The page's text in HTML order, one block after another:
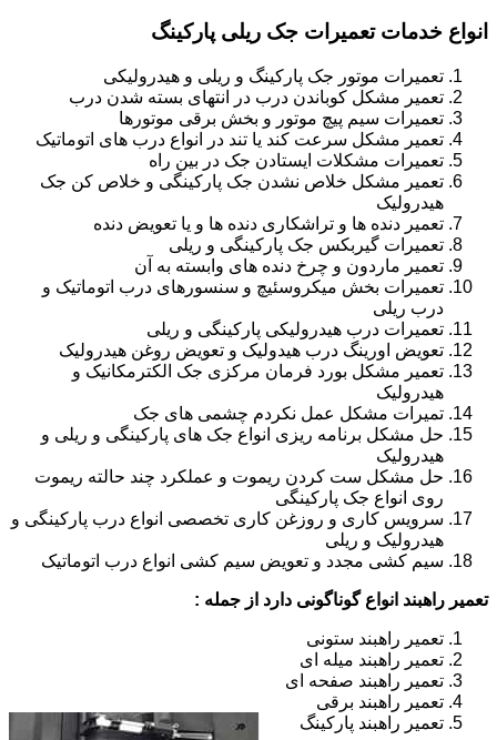
انواع خدمات تعمیرات جک ریلی پارکینگ
تعمیرات موتور جک پارکینگ و ریلی و هیدرولیکی
تعمیر مشکل کوباندن درب در انتهای بسته شدن درب
تعمیرات سیم پیچ موتور و بخش برقی موتورها
تعمیر مشکل سرعت کند یا تند در انواع درب های اتوماتیک
تعمیرات مشکلات ایستادن جک در بین راه
تعمیر مشکل خلاص نشدن جک پارکینگی و خلاص کن جک
هیدرولیک
تعمیر دنده ها و تراشکاری دنده ها و یا تعویض دنده
تعمیرات گیربکس جک پارکینگی و ریلی
تعمیر ماردون و چرخ دنده های وابسته به آن
تعمیرات بخش میکروسئیچ و سنسورهای درب اتوماتیک و
درب ریلی
تعمیرات درب هیدرولیکی پارکینگی و ریلی
تعویض اورینگ درب هیدولیک و تعویض روغن هیدرولیک
تعمیر مشکل بورد فرمان مرکزی جک الکترمکانیک و
هیدرولیک
تمیرات مشکل عمل نکردم چشمی های جک
حل مشکل برنامه ریزی انواع جک های پارکینگی و ریلی و
هیدرولیک
حل مشکل ست کردن ریموت و عملکرد چند حالته ریموت
روی انواع جک پارکینگی
سرویس کاری و روزغن کاری تخصصی انواع درب پارکینگی و
هیدرولیک و ریلی
سیم کشی مجدد و تعویض سیم کشی انواع درب اتوماتیک
تعمیر راهبند انواع گوناگونی دارد از جمله :
تعمیر راهبند ستونی
تعمیر راهبند میله ای
تعمیر راهبند صفحه ای
تعمیر راهبند برقی
تعمیر راهبند پارکینگ